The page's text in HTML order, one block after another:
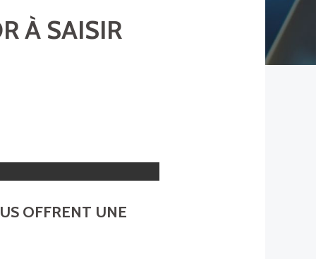
À SAISIR
OFFRENT UNE